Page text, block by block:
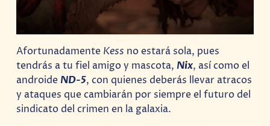
Afortunadamente Kess no estará sola, pues
tendrás a tu fiel amigo y mascota, Nix, así como el
androide ND-5, con quienes deberás llevar atracos
y ataques que cambiarán por siempre el futuro del
sindicato del crimen en la galaxia.